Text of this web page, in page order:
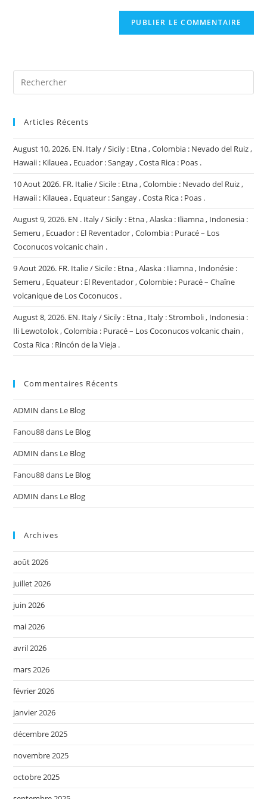
Articles Récents
August 10, 2026. EN. Italy / Sicily : Etna , Colombia : Nevado del Ruiz ,
Hawaii : Kilauea , Ecuador : Sangay , Costa Rica : Poas .
10 Aout 2026. FR. Italie / Sicile : Etna , Colombie : Nevado del Ruiz ,
Hawaii : Kilauea , Equateur : Sangay , Costa Rica : Poas .
August 9, 2026. EN . Italy / Sicily : Etna , Alaska : Iliamna , Indonesia :
Semeru , Ecuador : El Reventador , Colombia : Puracé – Los
Coconucos volcanic chain .
9 Aout 2026. FR. Italie / Sicile : Etna , Alaska : Iliamna , Indonésie :
Semeru , Equateur : El Reventador , Colombie : Puracé – Chaîne
volcanique de Los Coconucos .
August 8, 2026. EN. Italy / Sicily : Etna , Italy : Stromboli , Indonesia :
Ili Lewotolok , Colombia : Puracé – Los Coconucos volcanic chain ,
Costa Rica : Rincón de la Vieja .
Commentaires Récents
ADMIN dans Le Blog
Fanou88dans Le Blog
ADMIN dans Le Blog
Fanou88dans Le Blog
ADMIN dans Le Blog
Archives
août 2026
juillet 2026
juin 2026
mai 2026
avril 2026
mars 2026
février 2026
janvier 2026
décembre 2025
novembre 2025
octobre 2025